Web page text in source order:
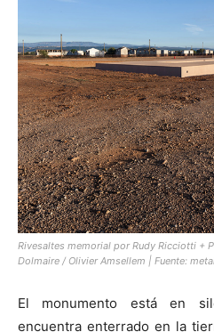
Rivesaltes memorial por Rudy Ricciotti +
Dolmaire / Olivier Amsellem | Fuente:
El monumento está en
encuentra enterrado en la